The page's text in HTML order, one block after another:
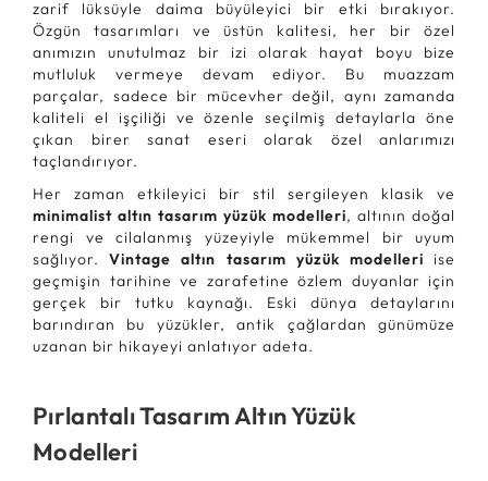
zarif lüksüyle daima büyüleyici bir etki bırakıyor.
Özgün tasarımları ve üstün kalitesi, her bir özel
anımızın unutulmaz bir izi olarak hayat boyu bize
mutluluk vermeye devam ediyor. Bu muazzam
parçalar, sadece bir mücevher değil, aynı zamanda
kaliteli el işçiliği ve özenle seçilmiş detaylarla öne
çıkan birer sanat eseri olarak özel anlarımızı
taçlandırıyor.
Her zaman etkileyici bir stil sergileyen klasik ve
minimalist altın tasarım yüzük modelleri, altının doğal
rengi ve cilalanmış yüzeyiyle mükemmel bir uyum
sağlıyor.Vintage altın tasarım yüzük modelleri ise
geçmişin tarihine ve zarafetine özlem duyanlar için
gerçek bir tutku kaynağı. Eski dünya detaylarını
barındıran bu yüzükler, antik çağlardan günümüze
uzanan bir hikayeyi anlatıyor adeta.
Pırlantalı Tasarım Altın Yüzük
Modelleri